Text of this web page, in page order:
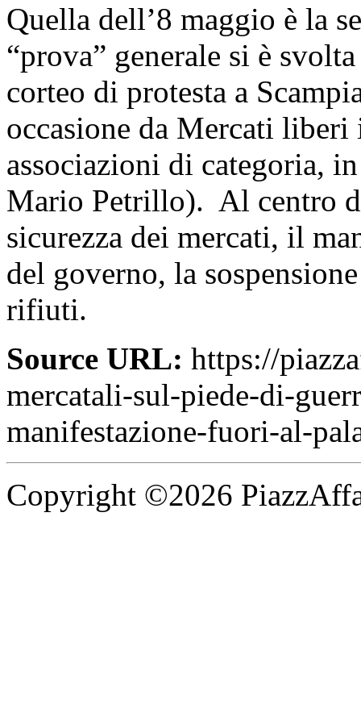
Quella dell’8 maggio è la
“prova” generale si è
corteo di protesta a
occasione da Mercati
associazioni di categoria,
Mario Petrillo). Al centro
sicurezza dei mercati, il
del governo, la
rifiuti.
Source URL: https://
mercatali-sul-piede-di-
manifestazione-fuori-al-
Copyright ©2026